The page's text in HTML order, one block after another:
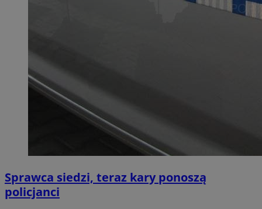
Sprawca siedzi, teraz kary ponoszą
policjanci